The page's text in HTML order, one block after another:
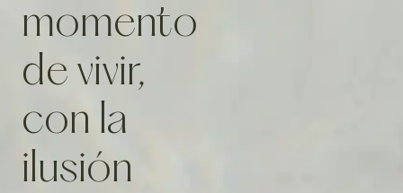
momento
de vivir,
con la
ilusión